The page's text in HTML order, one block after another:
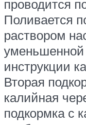
проводится
Поливается
раствором
уменьшенной
инструкции
Вторая
калийная
подкормка с